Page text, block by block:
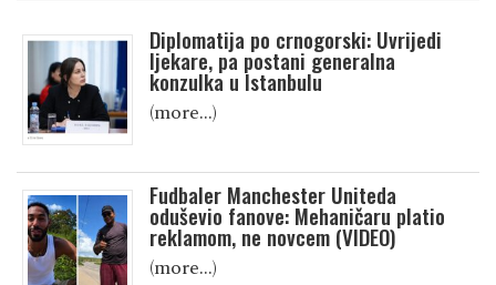
Diplomatija po crnogorski: Uvrijedi
ljekare, pa postani generalna
konzulka u Istanbulu
(more…)
Fudbaler Manchester Uniteda
oduševio fanove: Mehaničaru platio
reklamom, ne novcem (VIDEO)
(more…)